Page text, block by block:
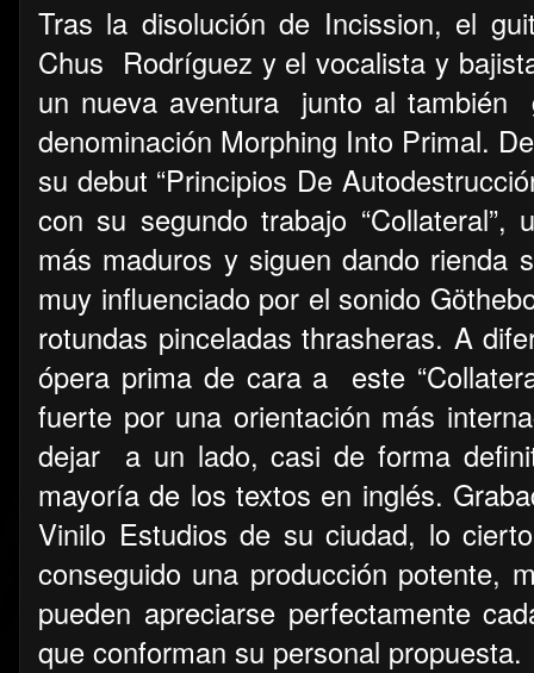
Tras la disolución de Incission, el
Chus Rodríguez y el vocalista y
un nueva aventura junto al también
denominación Morphing Into Primal.
su debut “Principios De
con su segundo trabajo
más maduros y siguen dando rienda
muy influenciado por el sonido
rotundas pinceladas thrasheras. A
ópera prima de cara a este
fuerte por una orientación más
dejar
a un lado, casi de forma
mayoría de los textos en inglés.
Vinilo Estudios de su ciudad, lo
conseguido una producción potente,
pueden apreciarse perfectamente
que conforman su personal propuesta.